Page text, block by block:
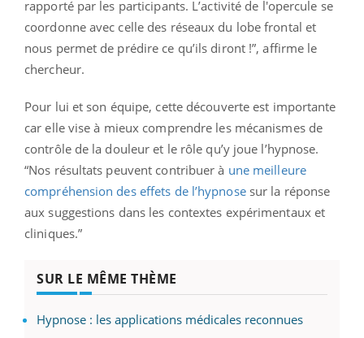
rapporté par les participants. L’activité de l'opercule se
coordonne avec celle des réseaux du lobe frontal et
nous permet de prédire ce qu’ils diront !”, affirme le
chercheur.
Pour lui et son équipe, cette découverte est importante
car elle vise à mieux comprendre les mécanismes de
contrôle de la douleur et le rôle qu’y joue l’hypnose.
“Nos résultats peuvent contribuer à une meilleure
compréhension des effets de l’hypnosesur la réponse
aux suggestions dans les contextes expérimentaux et
cliniques.”
SUR LE MÊME THÈME
Hypnose : les applications médicales reconnues